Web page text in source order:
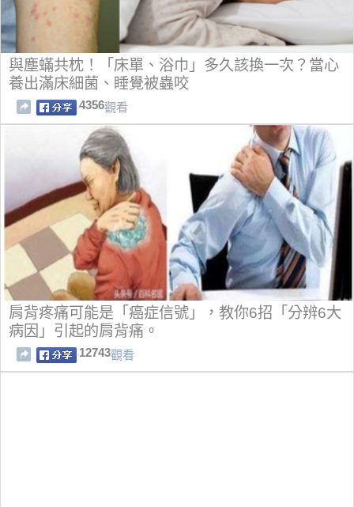
與塵蟎共枕！「床單、浴巾」多久該換一次？當心
養出滿床細菌、睡覺被蟲咬
4356觀看
肩背疼痛可能是「癌症信號」，教你6招「分辨6大
病因」引起的肩背痛。
12743觀看